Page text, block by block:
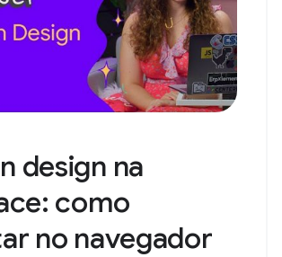
design na
como
no navegador